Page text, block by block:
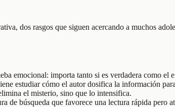
dos rasgos que siguen acercando a muchos
emocional: importa tanto si es verdadera como el
estudiar cómo el autor dosifica la información
el misterio, sino que lo intensifica.
de búsqueda que favorece una lectura rápida pero